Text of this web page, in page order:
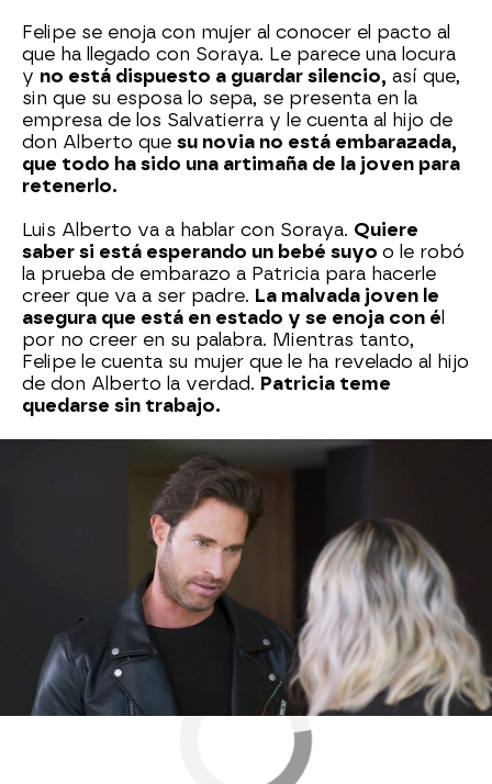
Felipe se enoja con mujer al conocer el pacto al
que ha llegado con Soraya. Le parece una locura
y no está dispuesto a guardar silencio, así que,
sin que su esposa lo sepa, se presenta en la
empresa de los Salvatierra y le cuenta al hijo de
don Alberto que su novia no está embarazada,
que todo ha sido una artimaña de la joven para
retenerlo.
Luis Alberto va a hablar con Soraya. Quiere
saber si está esperando un bebé suyo o le robó
la prueba de embarazo a Patricia para hacerle
creer que va a ser padre. La malvada joven le
asegura que está en estado y se enoja con é
por no creer en su palabra. Mientras tanto,
Felipe le cuenta su mujer que le ha revelado al hijo
de don Alberto la verdad. Patricia teme
quedarse sin trabajo.
» Los ricos también lloran